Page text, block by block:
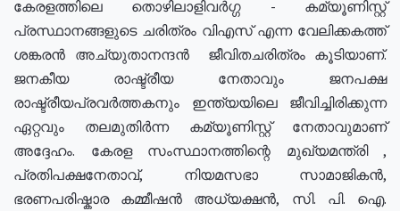
കേരളത്തിലെ തൊഴിലാളിവർഗ്ഗ - കമ്യൂണിസ്റ്റ്
പ്രസ്ഥാനങ്ങളുടെ ചരിത്രം വിഎസ് എന്ന വേലിക്കകത്ത്
ശങ്കരൻ അച്യുതാനന്ദൻ ജീവിതചരിത്രം കൂടിയാണ്.
ജനകീയ രാഷ്ട്രീയ നേതാവും ജനപക്ഷ
രാഷ്ട്രീയപ്രവർത്തകനും ഇന്ത്യയിലെ ജീവിച്ചിരിക്കുന്ന
ഏറ്റവും തലമുതിർന്ന കമ്യൂണിസ്റ്റ് നേതാവുമാണ്
അദ്ദേഹം. കേരള സംസ്ഥാനത്തിന്റെ മുഖ്യമന്ത്രി ,
പ്രതിപക്ഷനേതാവ്, നിയമസഭാ സാമാജികൻ,
ഭരണപരിഷ്കാര കമ്മീഷൻ അധ്യക്ഷൻ, സി. പി. ഐ.